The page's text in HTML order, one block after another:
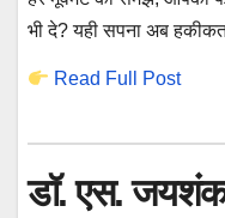
भी दे? यही सपना अब
Read Full Post
डॉ. एस.